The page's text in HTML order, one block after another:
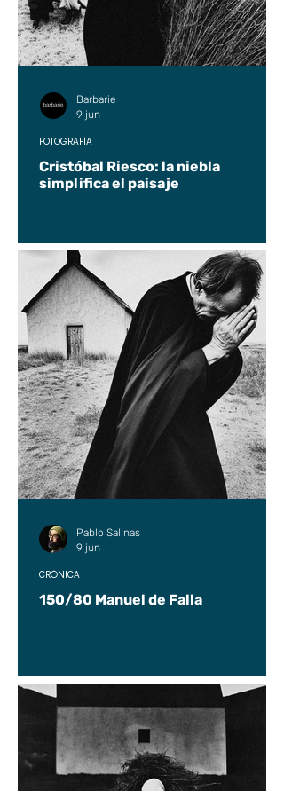
Cristóbal Riesco: la niebla
simplifica el paisaje
FOTOGRAFÍA
Barbarie
9 jun
150/80 Manuel de Falla
CRÓNICA
Pablo Salinas
9 jun